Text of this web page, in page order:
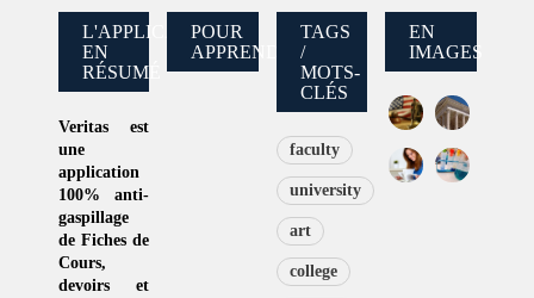
L'APPLICATION
EN
RÉSUMÉ
Veritasest
une
application
100% anti-
gaspillage
de Fiches de
Cours,
devoirs et
POUR
APPRENDRE
TAGS
/
MOTS-
CLÉS
faculty
university
art
college
EN
IMAGES